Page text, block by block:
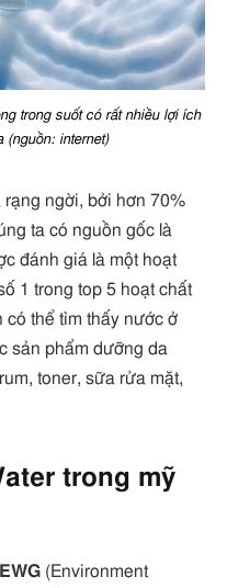
trong suốt có rất nhiều lợi ích
(nguồn: internet)
rạng ngời, bởi hơn 70%
ta có nguồn gốc là
đánh giá là một hoạt
1 trong top 5 hoạt chất
có thể tìm thấy nước ở
sản phẩm dưỡng da
toner, sữa rửa mặt,
trong mỹ
EWG (Environment